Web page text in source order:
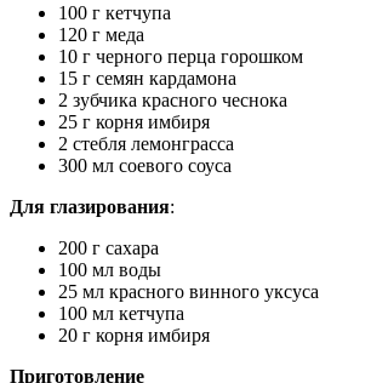
100 г кетчупа
120 г меда
10 г черного перца горошком
15 г семян кардамона
2 зубчика красного чеснока
25 г корня имбиря
2 стебля лемонграсса
300 мл соевого соуса
Для глазирования:
200 г сахара
100 мл воды
25 мл красного винного уксуса
100 мл кетчупа
20 г корня имбиря
Приготовление